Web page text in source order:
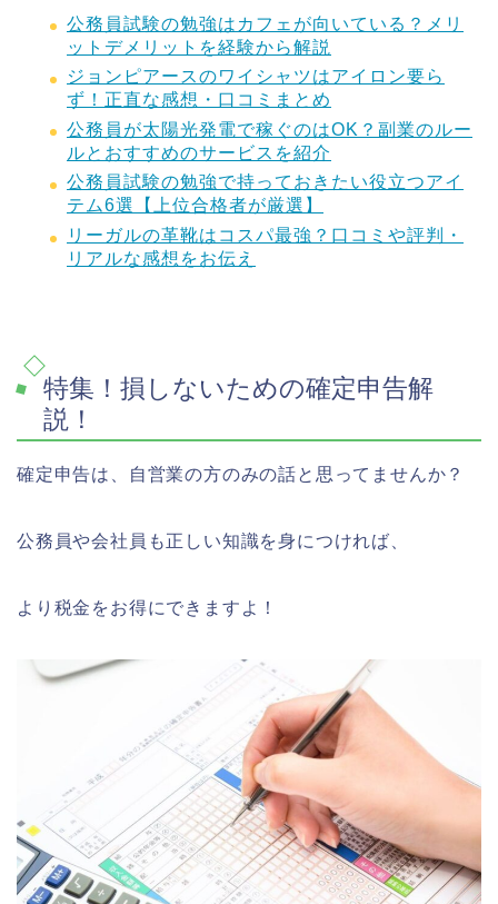
公務員試験の勉強はカフェが向いている？メリ
ットデメリットを経験から解説
ジョンピアースのワイシャツはアイロン要ら
ず！正直な感想・口コミまとめ
公務員が太陽光発電で稼ぐのはOK？副業のルー
ルとおすすめのサービスを紹介
公務員試験の勉強で持っておきたい役立つアイ
テム6選【上位合格者が厳選】
リーガルの革靴はコスパ最強？口コミや評判・
リアルな感想をお伝え
特集！損しないための確定申告解
説！
確定申告は、自営業の方のみの話と思ってませんか？
公務員や会社員も正しい知識を身につければ、
より税金をお得にできますよ！